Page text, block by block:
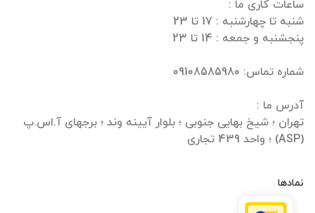
تهران ؛ شیخ بهایی جنوبی ؛ بلوار آیینه وند ؛ برجهای آ.اس.پ
(ASP) ؛ واحد 439 تجاری
نمادها